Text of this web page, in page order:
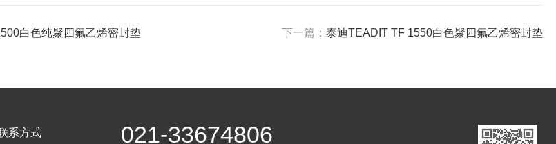
白色纯聚四氟乙烯密封垫 下一篇： 泰迪TEADIT TF 1550白色聚四氟乙烯密封垫
系方式 021-33674806